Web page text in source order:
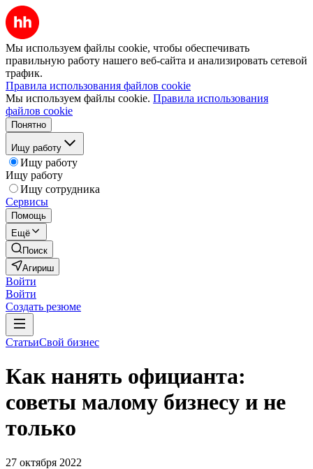
Мы используем файлы cookie, чтобы обеспечивать
правильную работу нашего веб-сайта и анализировать сетевой
трафик.
Правила использования файлов cookie
Мы используем файлы cookie. Правила использования
файлов cookie
Понятно
Ищу работу
Ищу работу
Ищу работу
Ищу сотрудника
Сервисы
Помощь
Ещё
Поиск
Агириш
Войти
Войти
Создать резюме
СтатьиСвой бизнес
Как нанять официанта:
советы малому бизнесу и не
только
27 октября 2022